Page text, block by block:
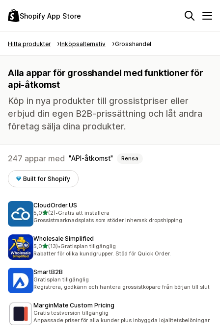
Shopify App Store
Hitta produkter Inköpsalternativ Grosshandel
Alla appar för grosshandel med funktioner för
api-åtkomst
Köp in nya produkter till grossistpriser eller
erbjud din egen B2B-prissättning och låt andra
företag sälja dina produkter.
247 appar med API-åtkomst Rensa
Built for Shopify
CloudOrder.US
5,0av 5 stjärnor
(2)
2 recensioner totalt
•Gratis att installera
Grossistmarknadsplats som stöder inhemsk dropshipping
Wholesale Simplified
5,0av 5 stjärnor
(13)
13 recensioner totalt
•Gratisplan tillgänglig
Rabatter för olika kundgrupper. Stöd för Quick Order.
SmartB2B
Gratisplan tillgänglig
Registrera, godkänn och hantera grossistköpare från början till slut
MarginMate Custom Pricing
Gratis testversion tillgänglig
Anpassade priser för alla kunder plus inbyggda lojalitetsbelöningar